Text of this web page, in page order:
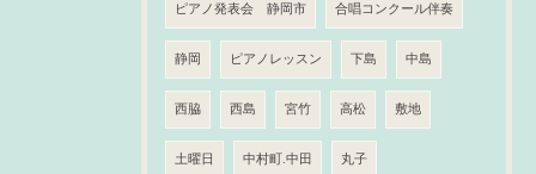
ピアノ発表会 静岡市 合唱コンクール伴奏
静岡 ピアノレッスン 下島 中島
西脇 西島 宮竹 高松 敷地
土曜日 中村町.中田 丸子